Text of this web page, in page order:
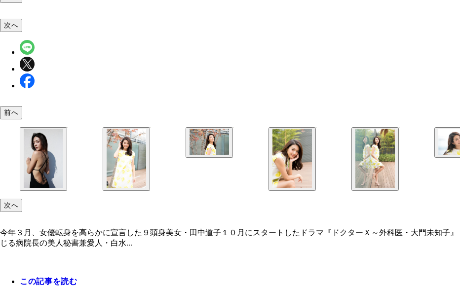
次へ
前へ
次へ
今年３月、女優転身を高らかに宣言した９頭身美女・田中道子１０月にスタートしたドラマ『ドクターＸ～外科医・大門未知子
じる病院長の美人秘書兼愛人・白水...
この記事を読む